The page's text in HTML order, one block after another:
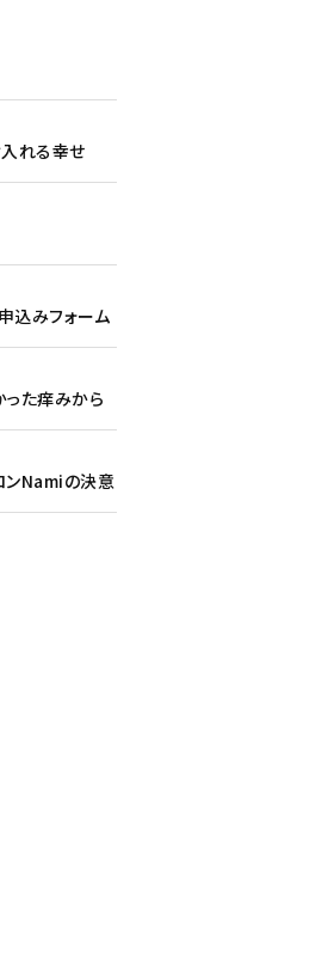
れる幸せ
込みフォーム
った痒みから
ンNamiの決意